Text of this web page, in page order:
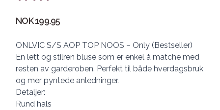
Produktdetaljer
NOK 199.95
Description
ONLVIC S/S AOP TOP NOOS – Only (Bestseller)
En lett og stilren bluse som er enkel å matche med
resten av garderoben. Perfekt til både hverdagsbruk
og mer pyntede anledninger.
Detaljer:
Rund hals